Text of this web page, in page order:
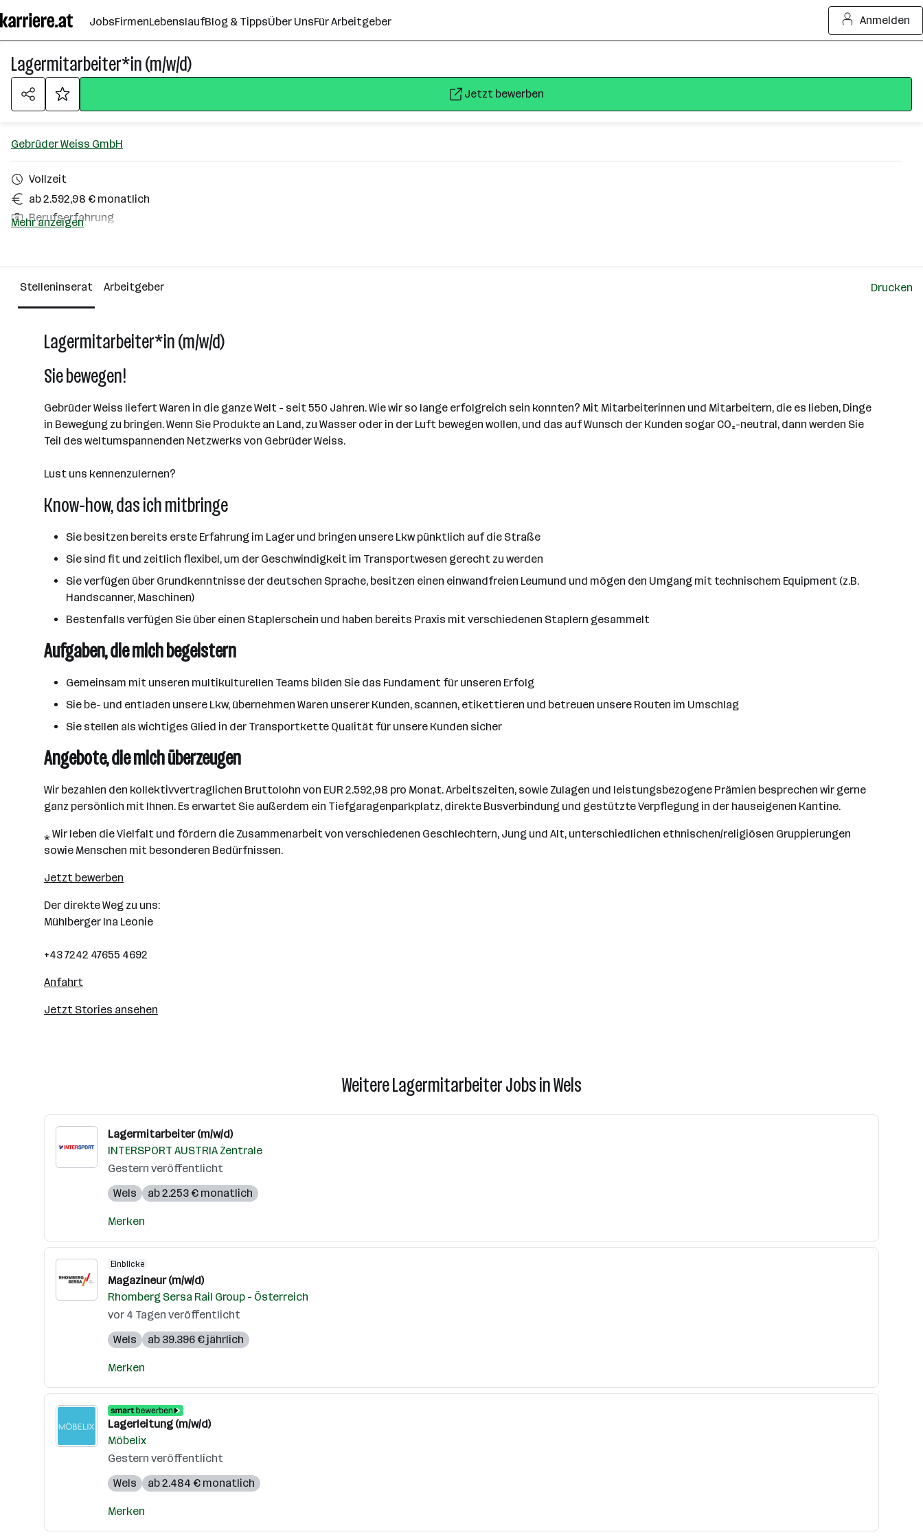
Seiteninhalt
springen
JobsFirmenLebenslaufBlog & TippsÜber UnsFür Arbeitgeber Anmelden
Lagermitarbeiter*in (m/w/d)
Jetzt bewerben
Gebrüder Weiss GmbH
Vollzeit
ab 2.592,98 € monatlich
Berufserfahrung
Über das Unternehmen
2501 - 10000 Mitarbeiter*innen
Mehr anzeigen
Stelleninserat Arbeitgeber Drucken
Lagermitarbeiter*in (m/w/d)
Sie bewegen!
Gebrüder Weiss liefert Waren in die ganze Welt - seit 550 Jahren. Wie wir so lange erfolgreich sein konnten? Mit Mitarbeiterinnen und Mitarbeitern, die es lieben, Dinge
in Bewegung zu bringen. Wenn Sie Produkte an Land, zu Wasser oder in der Luft bewegen wollen, und das auf Wunsch der Kunden sogar CO₂-neutral, dann werden Sie
Teil des weltumspannenden Netzwerks von Gebrüder Weiss.
Lust uns kennenzulernen?
Know-how, das ich mitbringe
Sie besitzen bereits erste Erfahrung im Lager und bringen unsere Lkw pünktlich auf die Straße
Sie sind fit und zeitlich flexibel, um der Geschwindigkeit im Transportwesen gerecht zu werden
Sie verfügen über Grundkenntnisse der deutschen Sprache, besitzen einen einwandfreien Leumund und mögen den Umgang mit technischem Equipment (z.B.
Handscanner, Maschinen)
Bestenfalls verfügen Sie über einen Staplerschein und haben bereits Praxis mit verschiedenen Staplern gesammelt
Aufgaben, die mich begeistern
Gemeinsam mit unseren multikulturellen Teams bilden Sie das Fundament für unseren Erfolg
Sie be- und entladen unsere Lkw, übernehmen Waren unserer Kunden, scannen, etikettieren und betreuen unsere Routen im Umschlag
Sie stellen als wichtiges Glied in der Transportkette Qualität für unsere Kunden sicher
Angebote, die mich überzeugen
Wir bezahlen den kollektivvertraglichen Bruttolohn von EUR 2.592,98 pro Monat. Arbeitszeiten, sowie Zulagen und leistungsbezogene Prämien besprechen wir gerne
ganz persönlich mit Ihnen. Es erwartet Sie außerdem ein Tiefgaragenparkplatz, direkte Busverbindung und gestützte Verpflegung in der hauseigenen Kantine.
⁎ Wir leben die Vielfalt und fördern die Zusammenarbeit von verschiedenen Geschlechtern, Jung und Alt, unterschiedlichen ethnischen/religiösen Gruppierungen
sowie Menschen mit besonderen Bedürfnissen.
Jetzt bewerben
Der direkte Weg zu uns:
Mühlberger Ina Leonie
+43 7242 47655 4692
Anfahrt
Jetzt Stories ansehen
Weitere Lagermitarbeiter Jobs in Wels
Lagermitarbeiter (m/w/d)
INTERSPORT AUSTRIA Zentrale
Gestern veröffentlicht
Wels
ab 2.253 € monatlich
Merken
Einblicke
Magazineur (m/w/d)
Rhomberg Sersa Rail Group - Österreich
vor 4 Tagen veröffentlicht
Wels
ab 39.396 € jährlich
Merken
Lagerleitung (m/w/d)
Möbelix
Gestern veröffentlicht
Wels
ab 2.484 € monatlich
Merken